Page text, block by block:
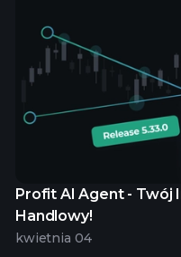
Profit AI Agent -
Handlowy!
kwietnia 04